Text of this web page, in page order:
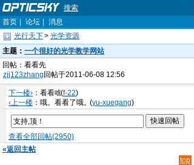
搜索
首页
论坛
消息
光行天下> 光学资源
主题： 一个很好的光学教学网站
回帖：看看先
zjj123zhang 回帖于2011-06-08 12:56
下一楼› ：看看啥(f-22)
‹上一楼 ：哦。看看了哦。(yu-xuegang)
查看全部回帖(2950)
«返回主帖
top